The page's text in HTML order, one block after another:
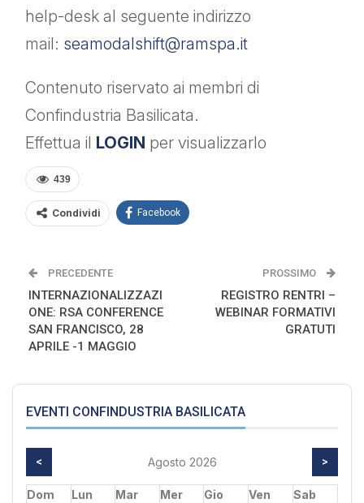
help-desk al seguente indirizzo
mail: seamodalshift@ramspa.it
Contenuto riservato ai membri di
Confindustria Basilicata.
Effettua il LOGIN per visualizzarlo
439
Condividi Facebook
PRECEDENTE
INTERNAZIONALIZZAZI
ONE: RSA CONFERENCE
SAN FRANCISCO, 28
APRILE -1 MAGGIO
PROSSIMO
REGISTRO RENTRI –
WEBINAR FORMATIVI
GRATUTI
EVENTI CONFINDUSTRIA BASILICATA
< Agosto 2026 >
Dom Lun Mar Mer Gio Ven
Sab